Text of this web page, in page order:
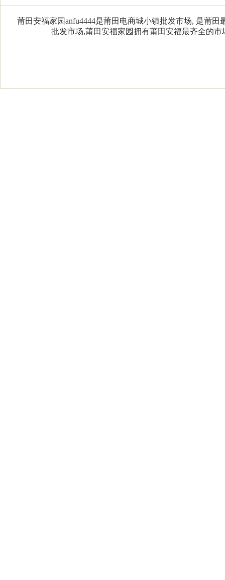
莆田安福家园anfu4444是莆田电商城小镇批发市场, 是莆
批发市场,莆田安福家园拥有莆田安福最齐全的